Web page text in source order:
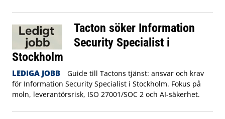
Tacton söker Information
Security Specialist i
Stockholm
LEDIGA JOBB
Guide till Tactons tjänst: ansvar och krav
för Information Security Specialist i Stockholm. Fokus på
moln, leverantörsrisk, ISO 27001/SOC 2 och AI-säkerhet.